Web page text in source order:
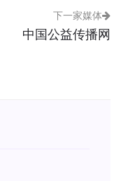
下一家媒体
中国公益传播网